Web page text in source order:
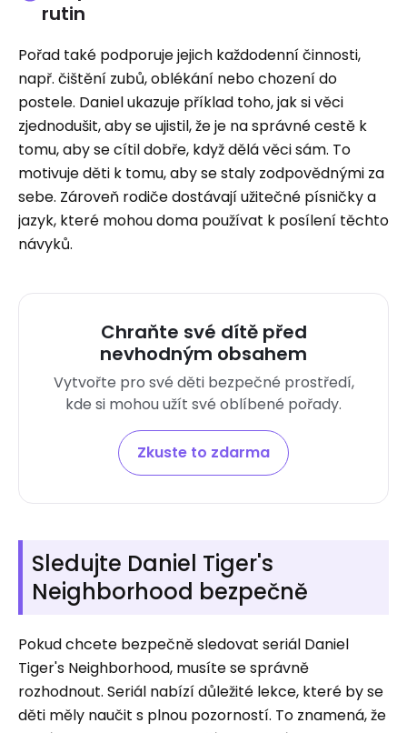
rutin
Pořad také podporuje jejich každodenní činnosti,
např. čištění zubů, oblékání nebo chození do
postele. Daniel ukazuje příklad toho, jak si věci
zjednodušit, aby se ujistil, že je na správné cestě k
tomu, aby se cítil dobře, když dělá věci sám. To
motivuje děti k tomu, aby se staly zodpovědnými za
sebe. Zároveň rodiče dostávají užitečné písničky a
jazyk, které mohou doma používat k posílení těchto
návyků.
Chraňte své dítě před
nevhodným obsahem
Vytvořte pro své děti bezpečné prostředí,
kde si mohou užít své oblíbené pořady.
Zkuste to zdarma
Sledujte Daniel Tiger's
Neighborhood bezpečně
Pokud chcete bezpečně sledovat seriál Daniel
Tiger's Neighborhood, musíte se správně
rozhodnout. Seriál nabízí důležité lekce, které by se
děti měly naučit s plnou pozorností. To znamená, že